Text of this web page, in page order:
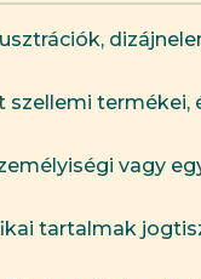
szellemi termékei,
vagy
tartalmak